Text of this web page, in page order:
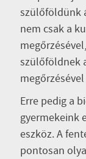
szülőföldünk
nem csak a
szülőföldnek
Erre pedig a
gyermekeink
eszköz. A
pontosan